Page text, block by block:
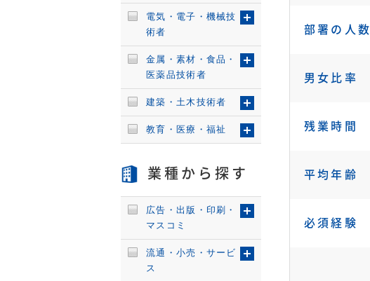
部署の人数
男女比率
残業時間
平均年齢
必須経験
電気・電子・機械技
術者
金属・素材・食品・
医薬品技術者
建築・土木技術者
教育・医療・福祉
業種から探す
広告・出版・印刷・
マスコミ
流通・小売・サービ
ス